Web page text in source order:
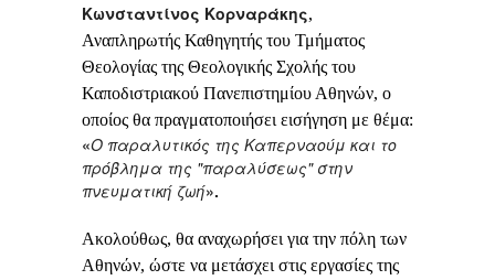
Κωνσταντίνος Κορναράκης,
Αναπληρωτής Καθηγητής του Τμήματος
Θεολογίας της Θεολογικής Σχολής του
Καποδιστριακού Πανεπιστημίου Αθηνών, ο
οποίος θα πραγματοποιήσει εισήγηση με θέμα:
«Ο παραλυτικός της Καπερναούμ και το
πρόβλημα της "παραλύσεως" στην
πνευματική ζωή».
Ακολούθως, θα αναχωρήσει για την πόλη των
Αθηνών, ώστε να μετάσχει στις εργασίες της